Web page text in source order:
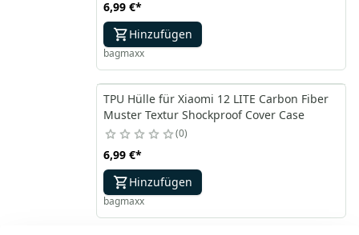
6,99 €*
Hinzufügen
bagmaxx
TPU Hülle für Xiaomi 12 LITE Carbon Fiber
Muster Textur Shockproof Cover Case
0
6,99 €*
Hinzufügen
bagmaxx